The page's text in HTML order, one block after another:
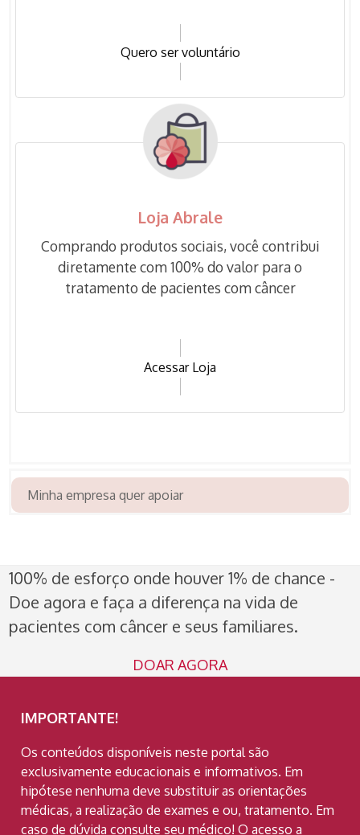
Quero ser voluntário
Loja Abrale
Comprando produtos sociais, você contribui
diretamente com 100% do valor para o
tratamento de pacientes com câncer
Acessar Loja
Minha empresa quer apoiar
100% de esforço onde houver 1% de chance -
Doe agora e faça a diferença na vida de
pacientes com câncer e seus familiares.
DOAR AGORA
IMPORTANTE!
Os conteúdos disponíveis neste portal são
exclusivamente educacionais e informativos. Em
hipótese nenhuma deve substituir as orientações
médicas, a realização de exames e ou, tratamento. Em
caso de dúvida consulte seu médico! O acesso a